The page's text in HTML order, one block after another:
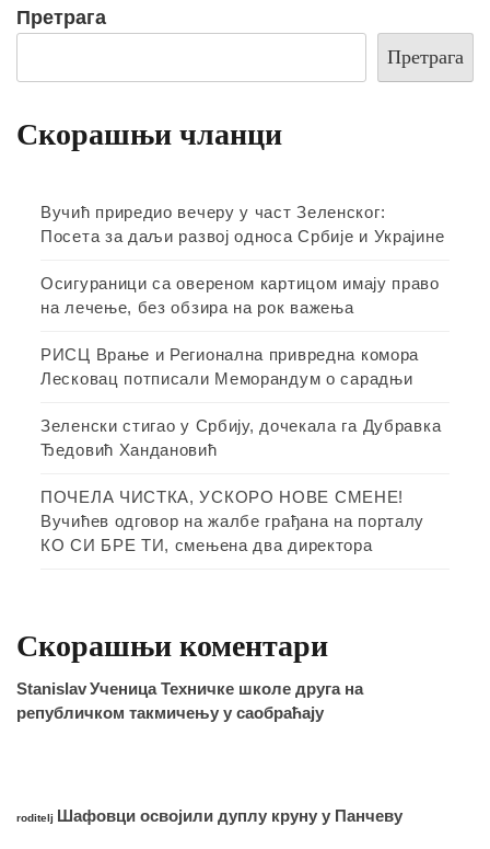
Претрага
Претрага
Скорашњи чланци
Вучић приредио вечеру у част Зеленског:
Посета за даљи развој односа Србије и Украјине
Осигураници са овереном картицом имају право
на лечење, без обзира на рок важења
РИСЦ Врање и Регионална привредна комора
Лесковац потписали Меморандум о сарадњи
Зеленски стигао у Србију, дочекала га Дубравка
Ђедовић Хандановић
ПОЧЕЛА ЧИСТКА, УСКОРО НОВЕ СМЕНЕ!
Вучићев одговор на жалбе грађана на порталу
КО СИ БРЕ ТИ, смењена два директора
Скорашњи коментари
StanislavУченица Техничке школе друга на
републичком такмичењу у саобраћају
roditelj Шафовци освојили дуплу круну у Панчеву